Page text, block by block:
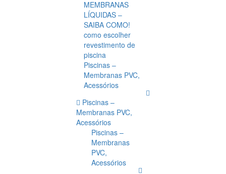
MEMBRANAS
LÍQUIDAS –
SAIBA COMO!
como escolher
revestimento de
piscina
Piscinas –
Membranas PVC,
Acessórios
Piscinas –
Membranas PVC,
Acessórios
Piscinas –
Membranas
PVC,
Acessórios